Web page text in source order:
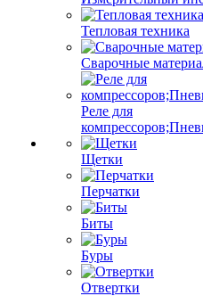
Тепловая техника
Сварочные
Реле для
Щетки
Перчатки
Биты
Буры
Отвертки